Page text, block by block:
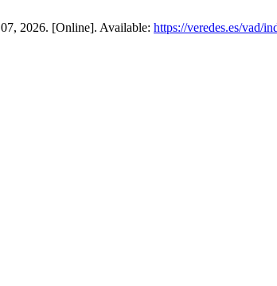
2026. [Online]. Available: https://veredes.es/vad/